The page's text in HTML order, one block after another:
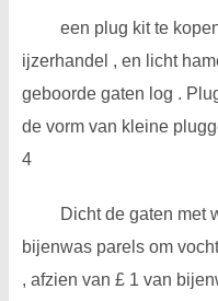
een plug kit te
ijzerhandel , en licht
geboorde gaten log .
de vorm van kleine
4
Dicht de gaten met
bijenwas parels om
, afzien van £ 1 van